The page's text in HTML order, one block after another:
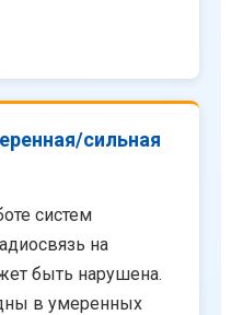
сильная
систем
на
быть нарушена.
в умеренных